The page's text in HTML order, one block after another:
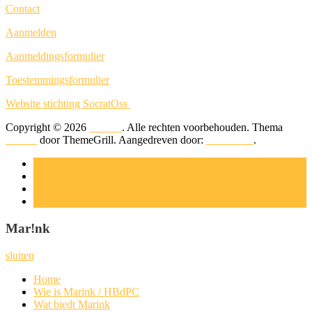
Con­tact
Aan­mel­den
Aan­mel­dings­for­mu­lier
Toe­stem­mings­for­mu­lier
Web­si­te stich­ting SocratOss
Copyright © 2026
. Alle rechten voorbehouden. Thema
door ThemeGrill. Aangedreven door: .
Mar!nk
sluiten
Home
Wie is Marink / HBdPC
Wat biedt Marink